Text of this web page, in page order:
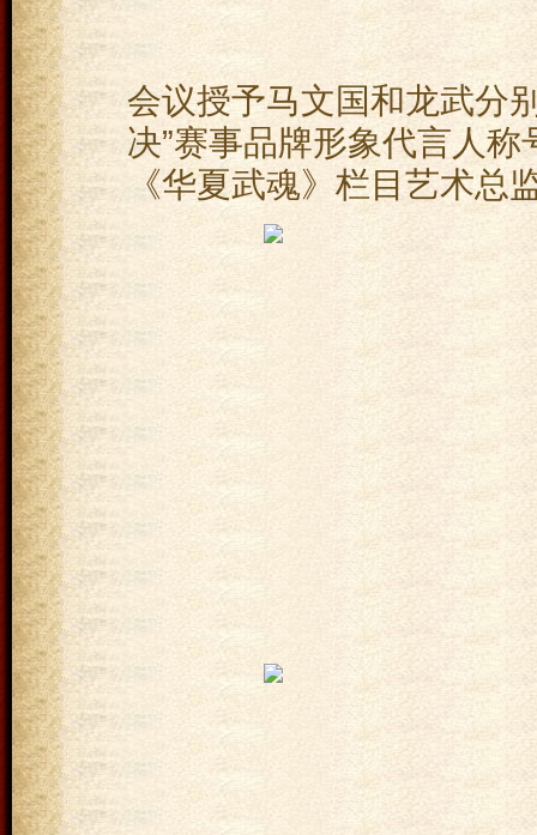
会议授予马文国和龙武分
决”赛事品牌形象代言人
《华夏武魂》栏目艺术总